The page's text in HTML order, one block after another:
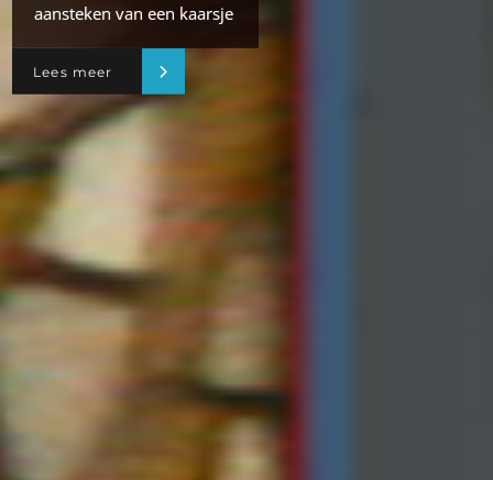
aansteken van een kaarsje
Lees meer